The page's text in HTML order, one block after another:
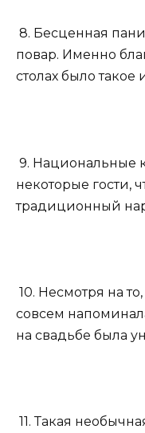
8. Бесценная
повар. Именно
столах было
9. Национальные
некоторые гости,
традиционный
10. Несмотря на
совсем
на свадьбе была
11. Такая